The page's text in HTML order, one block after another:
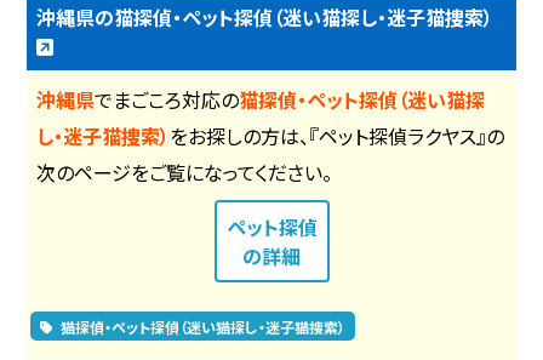
沖縄県の猫探偵・ペット探偵（迷い猫探し・迷子猫捜索）
沖縄県でまごころ対応の猫探偵・ペット探偵（迷い猫探
し・迷子猫捜索） をお探しの方は、『ペット探偵ラクヤス』の
次のページをご覧になってください。
ペット探偵
の詳細
猫探偵・ペット探偵（迷い猫探し・迷子猫捜索）